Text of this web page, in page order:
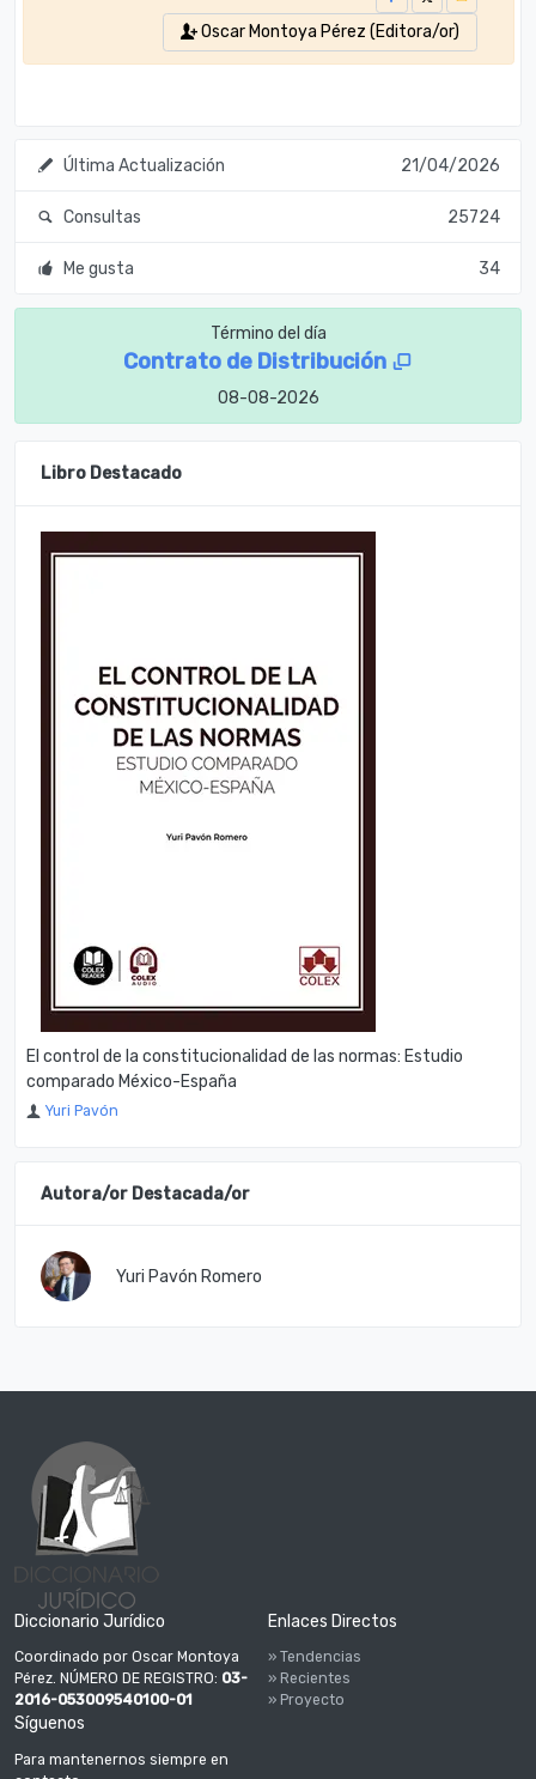
Oscar Montoya Pérez (Editora/or)
Última Actualización 21/04/2026
Consultas 25724
Me gusta 34
Término del día
Contrato de Distribución
08-08-2026
Libro Destacado
El control de la constitucionalidad de las normas: Estudio
comparado México-España
Yuri Pavón
Autora/or Destacada/or
Yuri Pavón Romero
Diccionario Jurídico
Coordinado por Oscar Montoya
Pérez. NÚMERO DE REGISTRO: 03-
2016-053009540100-01
Enlaces Directos
» Tendencias
» Recientes
» Proyecto
Síguenos
Para mantenernos siempre en